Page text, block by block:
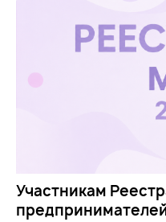
Участникам